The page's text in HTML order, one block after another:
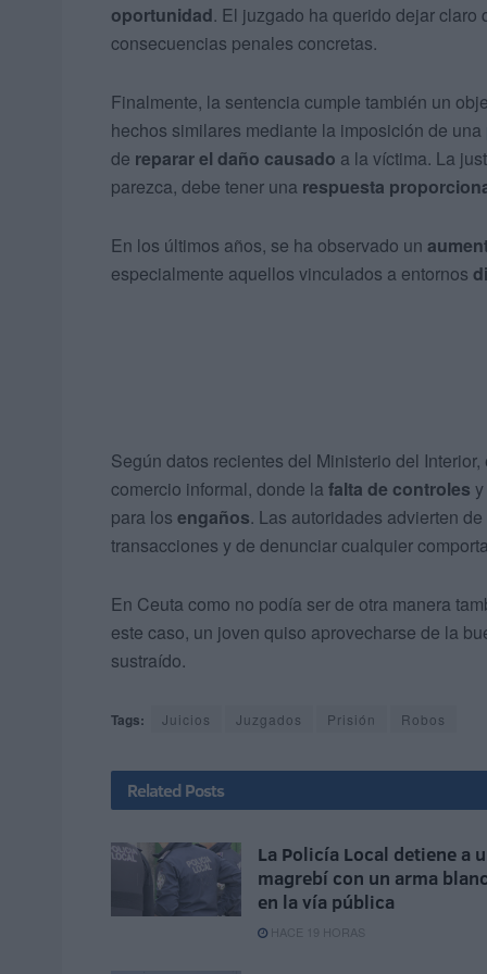
oportunidad. El juzgado ha querido dejar claro
consecuencias penales concretas.
Finalmente, la sentencia cumple también un
hechos similares mediante la imposición de una
de reparar el daño causado a la víctima. La
parezca, debe tener una respuesta
En los últimos años, se ha observado un
especialmente aquellos vinculados a entornos
Según datos recientes del Ministerio del
comercio informal, donde la falta de controles
para los engaños. Las autoridades advierten
transacciones y de denunciar cualquier
En Ceuta como no podía ser de otra manera
este caso, un joven quiso aprovecharse de la
sustraído.
Tags: Juicios Juzgados Prisión Robos
Related Posts
La Policía Local detiene a
magrebí con un arma
en la vía pública
HACE 19 HORAS